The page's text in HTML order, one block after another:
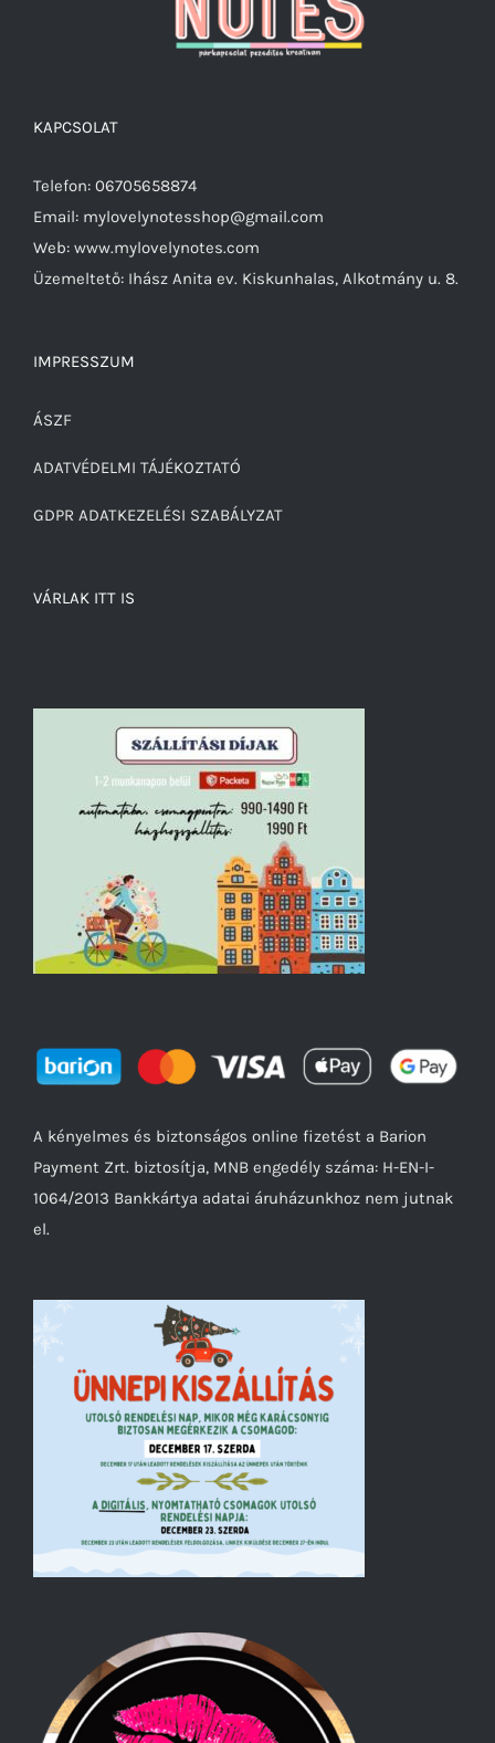
KAPCSOLAT
Telefon: 06705658874
Email: mylovelynotesshop@gmail.com
Web: www.mylovelynotes.com
Üzemeltető: Ihász Anita ev. Kiskunhalas, Alkotmány u. 8.
IMPRESSZUM
ÁSZF
ADATVÉDELMI TÁJÉKOZTATÓ
GDPR ADATKEZELÉSI SZABÁLYZAT
VÁRLAK ITT IS
A kényelmes és biztonságos online fizetést a Barion
Payment Zrt. biztosítja, MNB engedély száma: H-EN-I-
1064/2013 Bankkártya adatai áruházunkhoz nem jutnak
el.